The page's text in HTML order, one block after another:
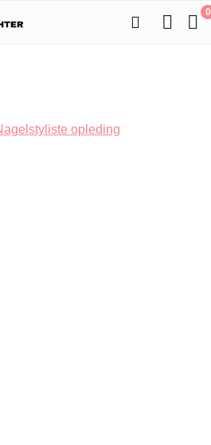
0
opleding